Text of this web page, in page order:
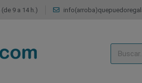
9 a 14 h.)